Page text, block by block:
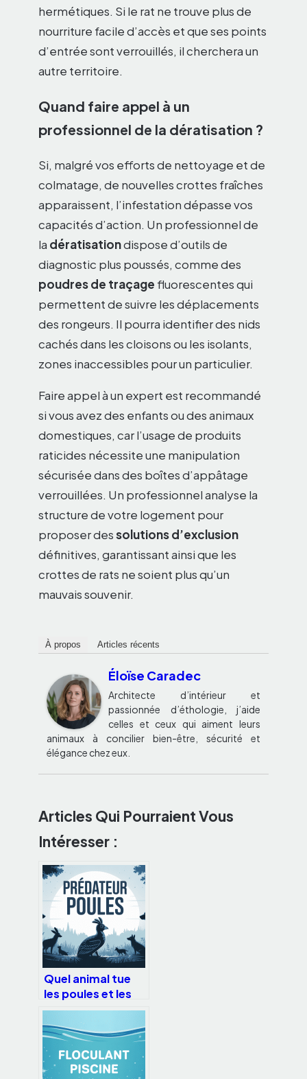
hermétiques. Si le rat ne trouve plus de
nourriture facile d’accès et que ses points
d’entrée sont verrouillés, il cherchera un
autre territoire.
Quand faire appel à un
professionnel de la dératisation ?
Si, malgré vos efforts de nettoyage et de
colmatage, de nouvelles crottes fraîches
apparaissent, l’infestation dépasse vos
capacités d’action. Un professionnel de
la dératisationdispose d’outils de
diagnostic plus poussés, comme des
poudres de traçage fluorescentes qui
permettent de suivre les déplacements
des rongeurs. Il pourra identifier des nids
cachés dans les cloisons ou les isolants,
zones inaccessibles pour un particulier.
Faire appel à un expert est recommandé
si vous avez des enfants ou des animaux
domestiques, car l’usage de produits
raticides nécessite une manipulation
sécurisée dans des boîtes d’appâtage
verrouillées. Un professionnel analyse la
structure de votre logement pour
proposer dessolutions d’exclusion
définitives, garantissant ainsi que les
crottes de rats ne soient plus qu’un
mauvais souvenir.
À propos Articles récents
Éloïse Caradec
Architecte d’intérieur et
passionnée d’éthologie, j’aide
celles et ceux qui aiment leurs
animaux à concilier bien-être, sécurité et
élégance chez eux.
Articles Qui Pourraient Vous
Intéresser :
Quel animal tue
les poules et les
laisse sur place :
les pistes à vérifier